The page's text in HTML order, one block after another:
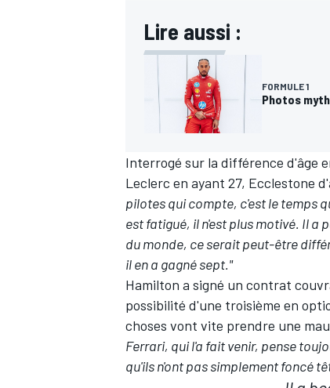
Lire aussi :
FORMULE 1
Photos
Interrogé sur la différence d'âge
Leclerc en ayant 27, Ecclestone
pilotes qui compte, c'est le temps
est fatigué, il n'est plus motivé. Il a
du monde, ce serait peut-être
il en a gagné sept."
Hamilton a signé un contrat
possibilité d'une troisième en
choses vont vite prendre une
Ferrari, qui l'a fait venir, pense
qu'ils n'ont pas simplement foncé